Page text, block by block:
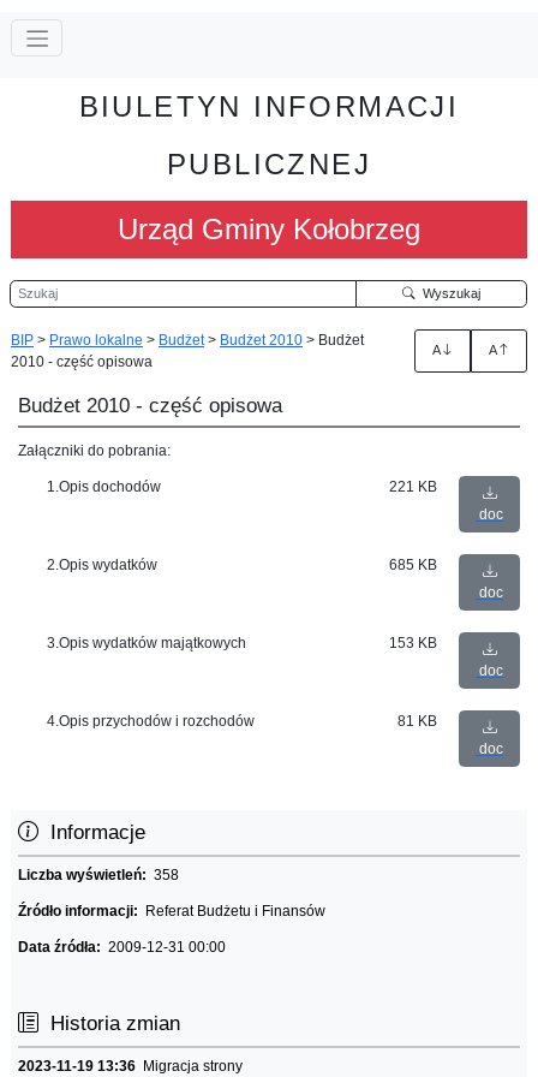
BIULETYN INFORMACJI
PUBLICZNEJ
Urząd Gminy Kołobrzeg
Szukaj Wyszukaj
BIP > Prawo lokalne > Budżet> Budżet 2010 > Budżet
2010 - część opisowa
A A
Budżet 2010 - część opisowa
Załączniki do pobrania:
1.Opis dochodów
221 KB
doc
2.Opis wydatków
685 KB
doc
3.Opis wydatków majątkowych
153 KB
doc
4.Opis przychodów i rozchodów
81 KB
doc
Informacje
Liczba wyświetleń: 358
Źródło informacji: Referat Budżetu i Finansów
Data źródła: 2009-12-31 00:00
Historia zmian
2023-11-19 13:36 Migracja strony